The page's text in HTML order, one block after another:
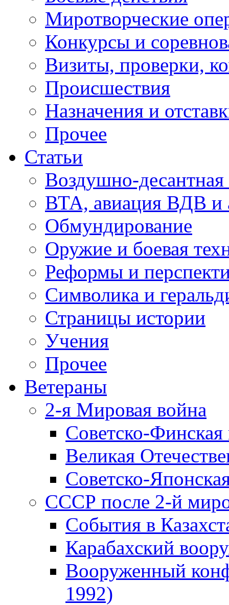
Миротворческие
Конкурсы и
Визиты, проверки,
Происшествия
Назначения и
Прочее
Статьи
Воздушно-десантная
ВТА, авиация ВДВ и
Обмундирование
Оружие и боевая
Реформы и
Символика и
Страницы истории
Учения
Прочее
Ветераны
2-я Мировая война
Советско-
Великая
Советско-
СССР после 2-й
События в
Карабахский
Вооруженный
1992)